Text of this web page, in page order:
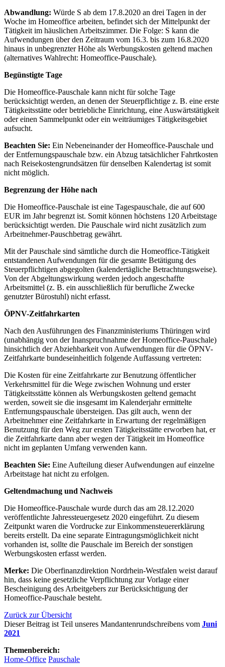
Abwandlung: Würde S ab dem 17.8.2020 an drei Tagen in der
Woche im Homeoffice arbeiten, befindet sich der Mittelpunkt der
Tätigkeit im häuslichen Arbeitszimmer. Die Folge: S kann die
Aufwendungen über den Zeitraum vom 16.3. bis zum 16.8.2020
hinaus in unbegrenzter Höhe als Werbungskosten geltend machen
(alternatives Wahlrecht: Homeoffice-Pauschale).
Begünstigte Tage
Die Homeoffice-Pauschale kann nicht für solche Tage
berücksichtigt werden, an denen der Steuerpflichtige z. B. eine erste
Tätigkeitsstätte oder betriebliche Einrichtung, eine Auswärtstätigkeit
oder einen Sammelpunkt oder ein weiträumiges Tätigkeitsgebiet
aufsucht.
Beachten Sie: Ein Nebeneinander der Homeoffice-Pauschale und
der Entfernungspauschale bzw. ein Abzug tatsächlicher Fahrtkosten
nach Reisekostengrundsätzen für denselben Kalendertag ist somit
nicht möglich.
Begrenzung der Höhe nach
Die Homeoffice-Pauschale ist eine Tagespauschale, die auf 600
EUR im Jahr begrenzt ist. Somit können höchstens 120 Arbeitstage
berücksichtigt werden. Die Pauschale wird nicht zusätzlich zum
Arbeitnehmer-Pauschbetrag gewährt.
Mit der Pauschale sind sämtliche durch die Homeoffice-Tätigkeit
entstandenen Aufwendungen für die gesamte Betätigung des
Steuerpflichtigen abgegolten (kalendertägliche Betrachtungsweise).
Von der Abgeltungswirkung werden jedoch angeschaffte
Arbeitsmittel (z. B. ein ausschließlich für berufliche Zwecke
genutzter Bürostuhl) nicht erfasst.
ÖPNV-Zeitfahrkarten
Nach den Ausführungen des Finanzministeriums Thüringen wird
(unabhängig von der Inanspruchnahme der Homeoffice-Pauschale)
hinsichtlich der Abziehbarkeit von Aufwendungen für die ÖPNV-
Zeitfahrkarte bundeseinheitlich folgende Auffassung vertreten:
Die Kosten für eine Zeitfahrkarte zur Benutzung öffentlicher
Verkehrsmittel für die Wege zwischen Wohnung und erster
Tätigkeitsstätte können als Werbungskosten geltend gemacht
werden, soweit sie die insgesamt im Kalenderjahr ermittelte
Entfernungspauschale übersteigen. Das gilt auch, wenn der
Arbeitnehmer eine Zeitfahrkarte in Erwartung der regelmäßigen
Benutzung für den Weg zur ersten Tätigkeitsstätte erworben hat, er
die Zeitfahrkarte dann aber wegen der Tätigkeit im Homeoffice
nicht im geplanten Umfang verwenden kann.
Beachten Sie: Eine Aufteilung dieser Aufwendungen auf einzelne
Arbeitstage hat nicht zu erfolgen.
Geltendmachung und Nachweis
Die Homeoffice-Pauschale wurde durch das am 28.12.2020
veröffentlichte Jahressteuergesetz 2020 eingeführt. Zu diesem
Zeitpunkt waren die Vordrucke zur Einkommensteuererklärung
bereits erstellt. Da eine separate Eintragungsmöglichkeit nicht
vorhanden ist, sollte die Pauschale im Bereich der sonstigen
Werbungskosten erfasst werden.
Merke: Die Oberfinanzdirektion Nordrhein-Westfalen weist darauf
hin, dass keine gesetzliche Verpflichtung zur Vorlage einer
Bescheinigung des Arbeitgebers zur Berücksichtigung der
Homeoffice-Pauschale besteht.
Zurück zur Übersicht
Dieser Beitrag ist Teil unseres Mandantenrundschreibens vom Juni
2021
Themenbereich:
Home-Office Pauschale